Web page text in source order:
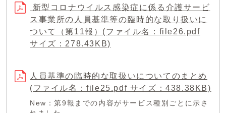
新型コロナウイルス感染症に係る介護サービ
ス事業所の人員基準等の臨時的な取り扱いに
ついて（第11報）(ファイル名：file26.pdf
サイズ：278.43KB)
人員基準の臨時的な取扱いについてのまとめ
(ファイル名：file25.pdf サイズ：438.38KB)
New：第9報までの内容がサービス種別ごとに示さ